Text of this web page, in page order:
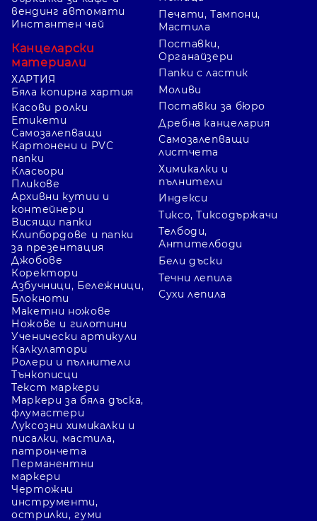
текст.
Блок или куб
Кубът съдържа повече листове на
едно място, докато стандартният
блок е по-компактен за пренасяне.
Сравнете броя листове.
Z-система
Z-листчетата са предназначени за
последователно подаване от
съвместим диспансър. Сверете
размера и системата преди покупка.
Цвят и контраст
Жълто, неон и пастел служат за
различна видимост. Изберете цвят,
върху който избраният
инструмент за писане остава
четлив.
Брой листове
В текущите имена се срещат 90,
100, 225 и 450 листа, както и
вендинг автомати
Инстантен чай
Канцеларски
материали
ХАРТИЯ
Бяла копирна хартия
Касови ролки
Етикети
Самозалепващи
Картонени и PVC
папки
Класьори
Пликове
Архивни кутии и
контейнери
Висящи папки
Клипбордове и папки
за презентация
Джобове
Коректори
Азбучници, Бележници,
Блокноти
Печати, Тампони,
Мастила
Поставки,
Органайзери
Папки с ластик
Моливи
Поставки за бюро
Дребна канцелария
Самозалепващи
листчета
Химикалки и
пълнители
Индекси
Тиксо, Тиксодържачи
Телбоди,
Антителбоди
Бели дъски
Течни лепила
Сухи лепила
Макетни ножове
Ножове и гилотини
Ученически артикули
Калкулатори
Ролери и пълнители
Тънкописци
Текст маркери
Маркери за бяла дъска,
флумастери
Луксозни химикалки и
писалки, мастила,
патрончета
Перманентни
маркери
Чертожни
инструменти,
острилки, гуми